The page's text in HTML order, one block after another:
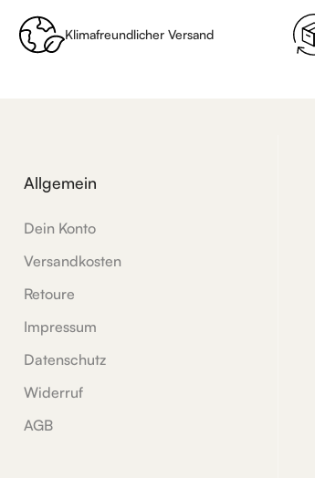
Klimafreundlicher Versand
Allgemein
Dein Konto
Versandkosten
Retoure
Impressum
Datenschutz
Widerruf
AGB